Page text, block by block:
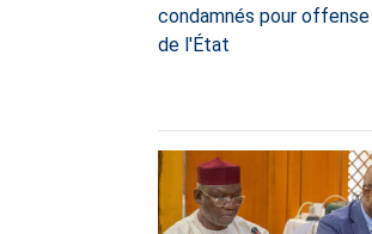
condamnés pour
de l'État